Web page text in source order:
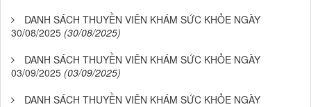
DANH SÁCH THUYỀN VIÊN KHÁM SỨC KHỎE NGÀY
30/08/2025 (30/08/2025)
DANH SÁCH THUYỀN VIÊN KHÁM SỨC KHỎE NGÀY
03/09/2025 (03/09/2025)
DANH SÁCH THUYỀN VIÊN KHÁM SỨC KHỎE NGÀY